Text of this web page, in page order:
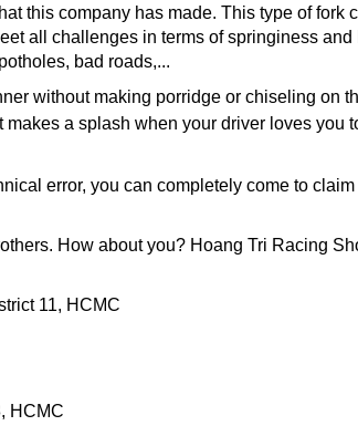
this company has made. This type of fork
all challenges in terms of springiness and
bad roads,...
without making porridge or chiseling on
a splash when your driver loves you
error, you can completely come to
How about you? Hoang Tri Racing
11, HCMC
HCMC